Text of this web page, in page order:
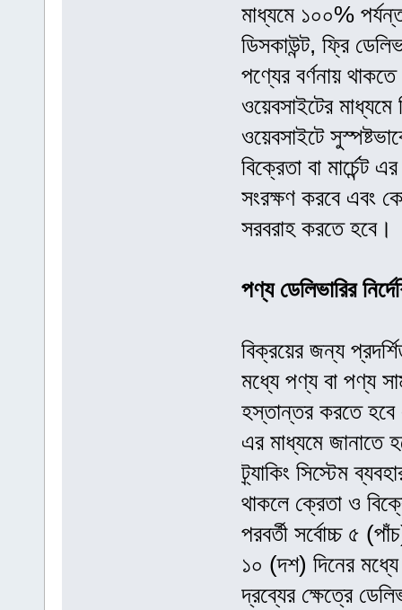
মাধ্যমে ১০০%
ডিসকাউন্ট, ফ্রি
পণ্যের বর্ণনায়
ওয়েবসাইটের মাধ্যমে
ওয়েবসাইটে
বিক্রেতা বা
সংরক্ষণ করবে এবং
সরবরাহ করতে হবে।
পণ্য ডেলিভারির
বিক্রয়ের জন্য
মধ্যে পণ্য বা পণ্য
হস্তান্তর করতে
এর মাধ্যমে জানাতে
ট্র্যাকিং সিস্টেম
থাকলে ক্রেতা ও
পরবর্তী সর্বোচ্চ ৫
১০ (দশ) দিনের
দ্রব্যের ক্ষেত্রে